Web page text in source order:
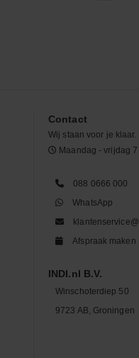
Contact
Wij staan voor je klaar.
Maandag - vrijdag
088 0666 000
WhatsApp
Afspraak maken
INDI.nl B.V.
Winschoterdiep 50
9723 AB, Groningen